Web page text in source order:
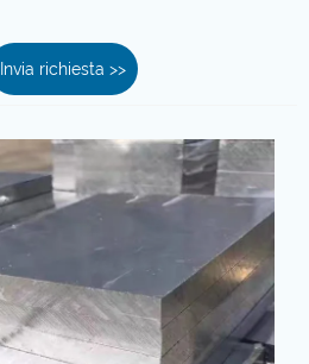
Invia richiesta >>